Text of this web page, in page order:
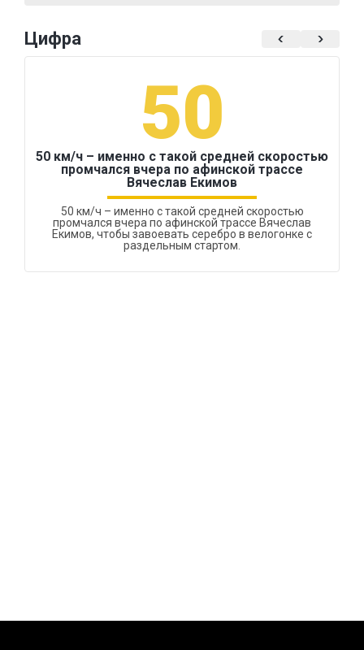
Цифра
50
50 км/ч – именно с такой средней скоростью
промчался вчера по афинской трассе
Вячеслав Екимов
50 км/ч – именно с такой средней скоростью
промчался вчера по афинской трассе Вячеслав
Екимов, чтобы завоевать серебро в велогонке с
раздельным стартом.